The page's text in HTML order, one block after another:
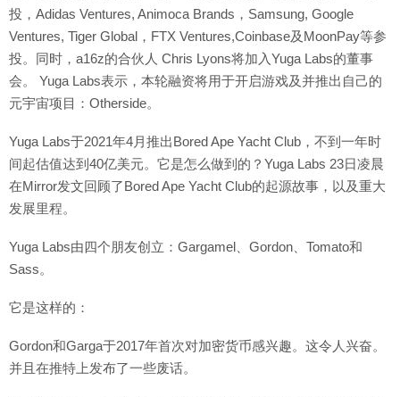
投，Adidas Ventures, Animoca Brands，Samsung, Google
Ventures, Tiger Global，FTX Ventures,Coinbase及MoonPay等参
投。同时，a16z的合伙人 Chris Lyons将加入Yuga Labs的董事
会。 Yuga Labs表示，本轮融资将用于开启游戏及并推出自己的
元宇宙项目：Otherside。
Yuga Labs于2021年4月推出Bored Ape Yacht Club，不到一年时
间起估值达到40亿美元。它是怎么做到的？Yuga Labs 23日凌晨
在Mirror发文回顾了Bored Ape Yacht Club的起源故事，以及重大
发展里程。
Yuga Labs由四个朋友创立：Gargamel、Gordon、Tomato和
Sass。
它是这样的：
Gordon和Garga于2017年首次对加密货币感兴趣。这令人兴奋。
并且在推特上发布了一些废话。